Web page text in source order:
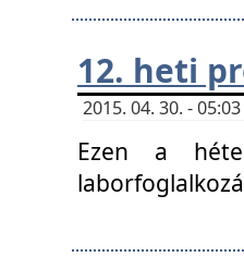
12. heti
2015. 04. 30. -
Ezen a